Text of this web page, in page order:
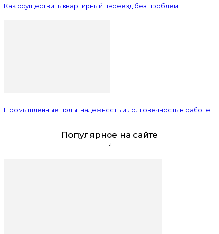
Как осуществить квартирный переезд без проблем
Промышленные полы: надежность и долговечность в работе
Популярное на сайте